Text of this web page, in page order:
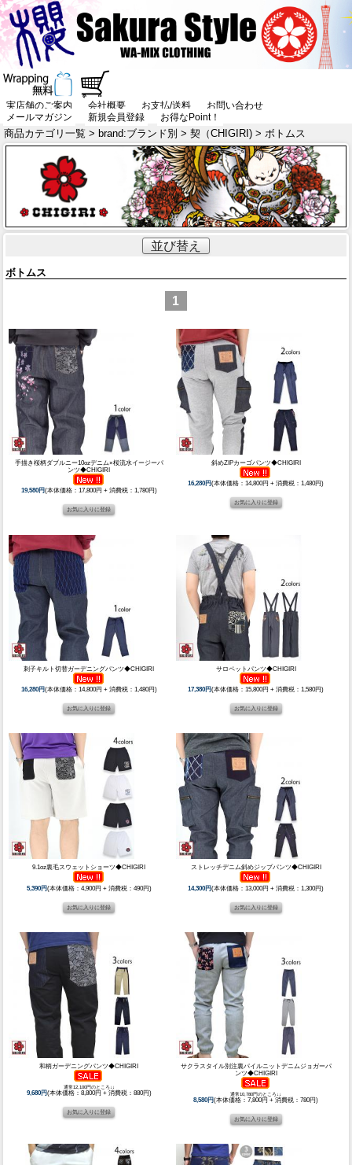
実店舗のご案内 会社概要 お支払/送料
お問い合わせ
メールマガジン
新規会員登録 お得なPoint！
商品カテゴリ一覧 > brand:ブランド別 > 契（CHIGIRI) > ボトムス
並び替え
ボトムス
1
手描き桜柄ダブルニー10ozデニム×桜流水イージーパ
ンツ◆CHIGIRI
19,580円(本体価格：17,800円 + 消費税：1,780円)
斜めZIPカーゴパンツ◆CHIGIRI
16,280円(本体価格：14,800円 + 消費税：1,480円)
刺子キルト切替ガーデニングパンツ◆CHIGIRI
16,280円(本体価格：14,800円 + 消費税：1,480円)
サロペットパンツ◆CHIGIRI
17,380円(本体価格：15,800円 + 消費税：1,580円)
9.1oz裏毛スウェットショーツ◆CHIGIRI
5,390円(本体価格：4,900円 + 消費税：490円)
ストレッチデニム斜めジップパンツ◆CHIGIRI
14,300円(本体価格：13,000円 + 消費税：1,300円)
和柄ガーデニングパンツ◆CHIGIRI
通常12,100円のところ↓↓
9,680円(本体価格：8,800円 + 消費税：880円)
サクラスタイル別注裏パイルニットデニムジョガーパ
ンツ◆CHIGIRI
通常10,780円のところ↓↓
8,580円(本体価格：7,800円 + 消費税：780円)